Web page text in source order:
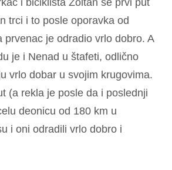
trci i to posle oporavka od
prvenac je odradio vrlo dobro. A
je i Nenad u štafeti, odlično
vrlo dobar u svojim krugovima.
(a rekla je posle da i poslednji
deonicu od 180 km u
i oni odradili vrlo dobro i